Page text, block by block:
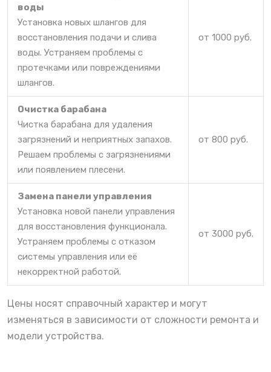
воды
Установка новых шлангов для
восстановления подачи и слива
воды. Устраняем проблемы с
протечками или повреждениями
шлангов.
от 1000 руб.
Очистка барабана
Чистка барабана для удаления
загрязнений и неприятных запахов.
Решаем проблемы с загрязнениями
или появлением плесени.
от 800 руб.
Замена панели управления
Установка новой панели управления
для восстановления функционала.
Устраняем проблемы с отказом
системы управления или её
некорректной работой.
от 3000 руб.
Цены носят справочный характер и могут
изменяться в зависимости от сложности ремонта и
модели устройства.